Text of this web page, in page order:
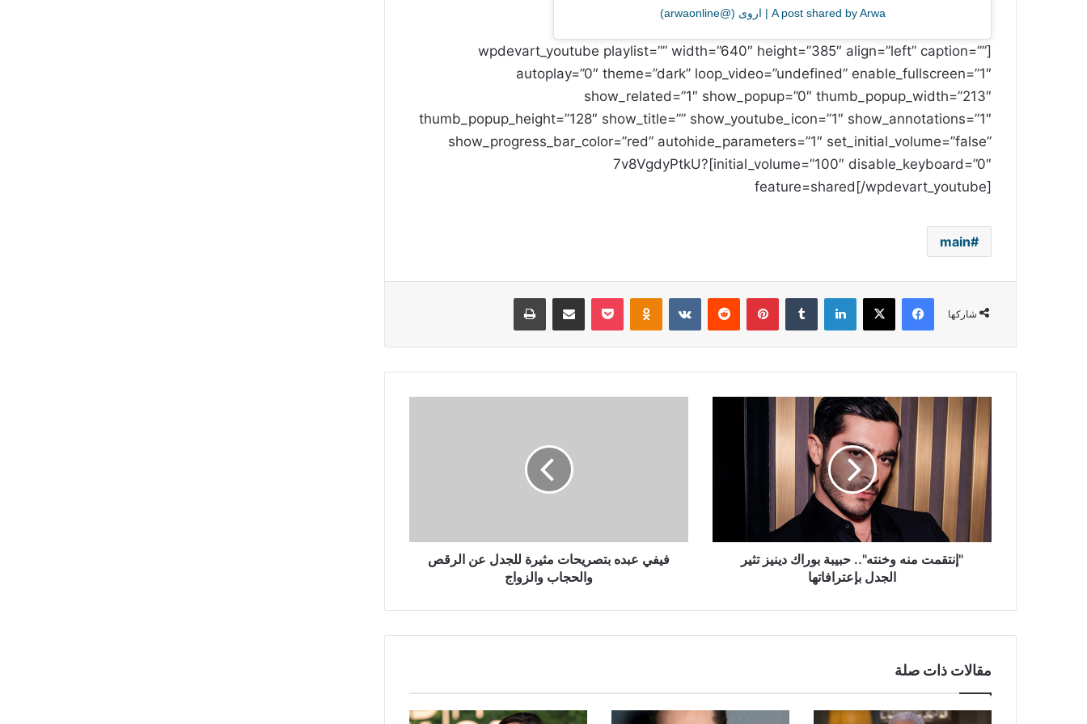
A post shared by Arwa | اروى (@arwaonline)
[wpdevart_youtube playlist=”” width=”640″ height=”385″ align=”left” caption=””
autoplay=”0″ theme=”dark” loop_video=”undefined” enable_fullscreen=”1″
show_related=”1″ show_popup=”0″ thumb_popup_width=”213″
thumb_popup_height=”128″ show_title=”” show_youtube_icon=”1″ show_annotations=”1″
show_progress_bar_color=”red” autohide_parameters=”1″ set_initial_volume=”false”
initial_volume=”100″ disable_keyboard=”0″]7v8VgdyPtkU?
feature=shared[/wpdevart_youtube]
main
شاركها
فيسبوك ‫X لينكدإن بينتيريست Odnoklassniki
‫Pocket مشاركة عبر البريد طباعة
"إنتقمت
وخنته"..
حبيبة
بوراك
دينيز
تثير
الجدل
بإعترافاتها
"إنتقمت منه وخنته".. حبيبة بوراك دينيز تثير
الجدل بإعترافاتها
والزواج
فيفي عبده بتصريحات مثيرة للجدل عن الرقص
والحجاب والزواج
مقالات ذات صلة